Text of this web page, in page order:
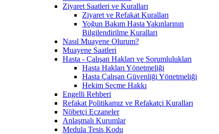
Ziyaret Saatleri ve Kuralları
Ziyaret ve Refakat Kuralları
Yoğun Bakım Hasta Yakınlarının
Bilgilendirilme Kuralları
Nasıl Muayene Olurum?
Muayene Saatleri
Hasta - Çalışan Hakları ve Sorumlulukları
Hasta Hakları Yönetmeliği
Hasta Çalışan Güvenliği Yönetmeliği
Hekim Seçme Hakkı
Engelli Rehberi
Refakat Politikamız ve Refakatçi Kuralları
Nöbetçi Eczaneler
Anlaşmalı Kurumlar
Medula Tesis Kodu